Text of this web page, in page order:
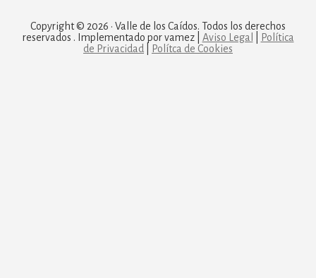
Copyright © 2026 · Valle de los Caídos. Todos los derechos
reservados . Implementado por vamez | Aviso Legal
Política
de Privacidad
Polítca de Cookies